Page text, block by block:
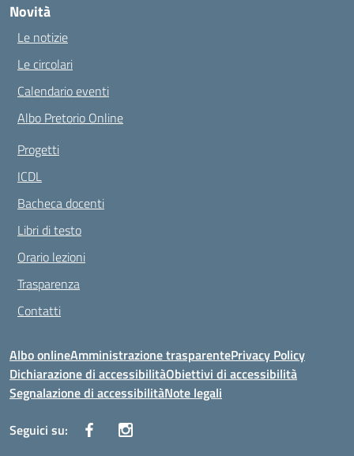
Novità
Le notizie
Le circolari
Calendario eventi
Albo Pretorio Online
Progetti
ICDL
Bacheca docenti
Libri di testo
Orario lezioni
Trasparenza
Contatti
Albo onlineAmministrazione trasparentePrivacy Policy
Dichiarazione di accessibilitàObiettivi di accessibilità
Segnalazione di accessibilitàNote legali
Seguici su: